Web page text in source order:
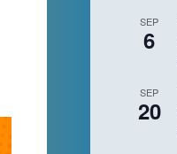
SEP
6
SEP
20